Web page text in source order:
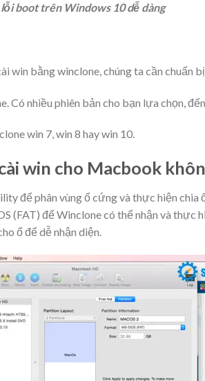
boot trên Windows 10 dễ dàng
win bằng winclone, chúng ta cần chuẩn
Có nhiều phiên bản cho bạn lựa chọn,
win 7, win 8 hay win 10.
win cho Macbook
để phân vùng ổ cứng và thực hiện chia
(FAT) để Winclone có thể nhận và thực
ổ để dễ nhận diện.